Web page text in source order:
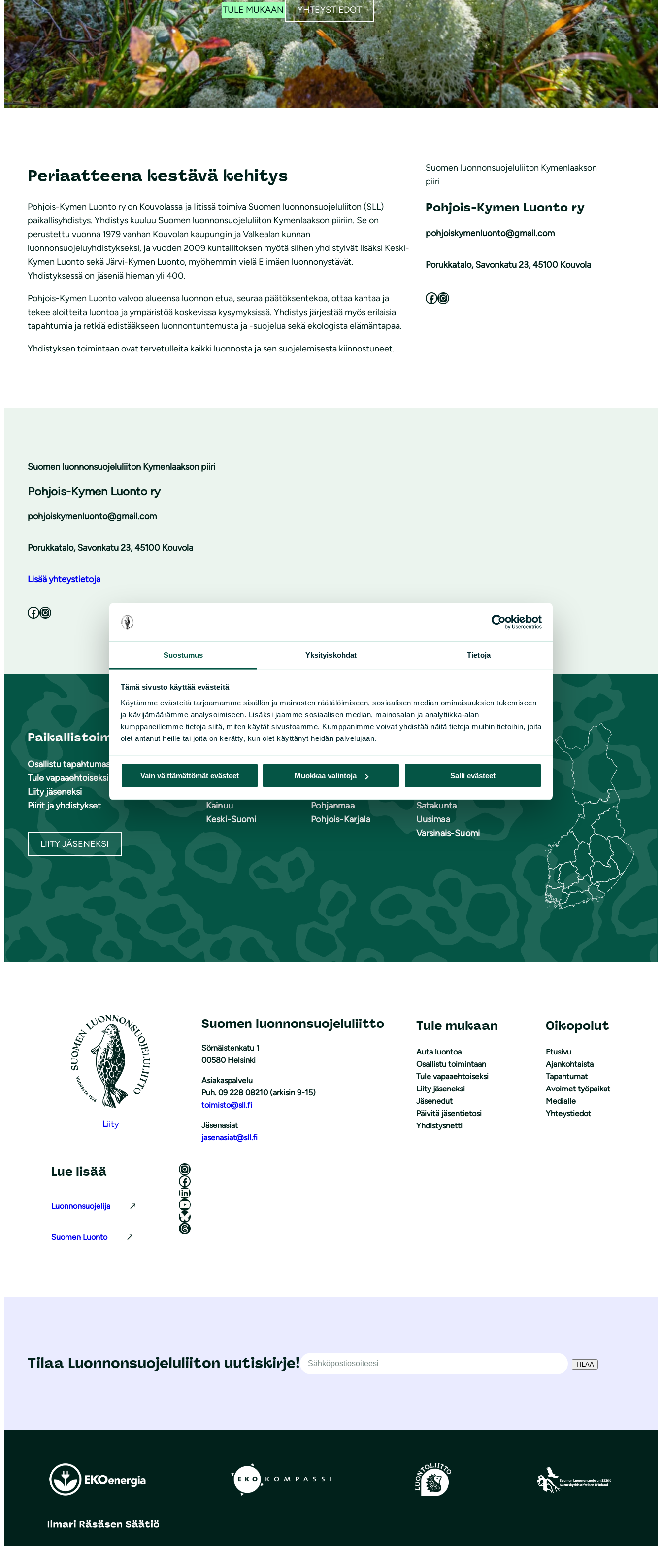
Suostumus Yksityiskohdat Tietoja
Tämä sivusto käyttää evästeitä
Käytämme evästeitä tarjoamamme sisällön ja mainosten räätälöimiseen, sosiaalisen median ominaisuuksien tukemiseen
ja kävijämäärämme analysoimiseen. Lisäksi jaamme sosiaalisen median, mainosalan ja analytiikka-alan
kumppaneillemme tietoja siitä, miten käytät sivustoamme. Kumppanimme voivat yhdistää näitä tietoja muihin tietoihin, joita
olet antanut heille tai joita on kerätty, kun olet käyttänyt heidän palvelujaan.
Vain välttämättömät evästeet Muokkaa valintoja Salli evästeet
TULE MUKAAN YHTEYSTIEDOT
Periaatteena kestävä kehitys
Pohjois-Kymen Luonto ry on Kouvolassa ja Iitissä toimiva Suomen luonnonsuojeluliiton (SLL)
paikallisyhdistys. Yhdistys kuuluu Suomen luonnonsuojeluliiton Kymenlaakson piiriin. Se on
perustettu vuonna 1979 vanhan Kouvolan kaupungin ja Valkealan kunnan
luonnonsuojeluyhdistykseksi, ja vuoden 2009 kuntaliitoksen myötä siihen yhdistyivät lisäksi Keski-
Kymen Luonto sekä Järvi-Kymen Luonto, myöhemmin vielä Elimäen luonnonystävät.
Yhdistyksessä on jäseniä hieman yli 400.
Pohjois-Kymen Luonto valvoo alueensa luonnon etua, seuraa päätöksentekoa, ottaa kantaa ja
tekee aloitteita luontoa ja ympäristöä koskevissa kysymyksissä. Yhdistys järjestää myös erilaisia
tapahtumia ja retkiä edistääkseen luonnontuntemusta ja -suojelua sekä ekologista elämäntapaa.
Yhdistyksen toimintaan ovat tervetulleita kaikki luonnosta ja sen suojelemisesta kiinnostuneet.
Suomen luonnonsuojeluliiton Kymenlaakson
piiri
Pohjois-Kymen Luonto ry
pohjoiskymenluonto@gmail.com
Porukkatalo, Savonkatu 23, 45100 Kouvola
Facebook Instagram
Suomen luonnonsuojeluliiton Kymenlaakson piiri
Pohjois-Kymen Luonto ry
pohjoiskymenluonto@gmail.com
Porukkatalo, Savonkatu 23, 45100 Kouvola
Lisää yhteystietoja
Facebook Instagram
Paikallistoiminta
Osallistu tapahtumaan
Tule vapaaehtoiseksi
Liity jäseneksi
Piirit ja yhdistykset
LIITY JÄSENEKSI
Suomen luonnonsuojeluliiton piirit
Etelä-Häme
Etelä-Karjala
Kainuu
Keski-Suomi
Kymenlaakso
Lappi
Pohjanmaa
Pohjois-Karjala
Pohjois-
Pohjanmaa
Satakunta
Uusimaa
Varsinais-Suomi
Liity
Suomen luonnonsuojeluliitto
Sörnäistenkatu 1
00580 Helsinki
Asiakaspalvelu
Puh. 09 228 08210 (arkisin 9-15)
toimisto@sll.fi
Jäsenasiat
jasenasiat@sll.fi
Tule mukaan
Auta luontoa
Osallistu toimintaan
Tule vapaaehtoiseksi
Liity jäseneksi
Jäsenedut
Päivitä jäsentietosi
Yhdistysnetti
Oikopolut
Etusivu
Ajankohtaista
Tapahtumat
Avoimet työpaikat
Medialle
Yhteystiedot
Lue lisää
Luonnonsuojelija
Suomen Luonto
Luonnonsuojeluliitto Instagramissa
Luonnonsuojeluliitto Facebookissa
Luonnonsuojeluliitto LinkedInissä
Luonnonsuojeluliiton YouTube-kanava
Luonnonsuojeluliitto Blueskyssa
Luonnonsuojeluliitto Threadsissa
Tilaa Luonnonsuojeluliiton uutiskirje! TILAA